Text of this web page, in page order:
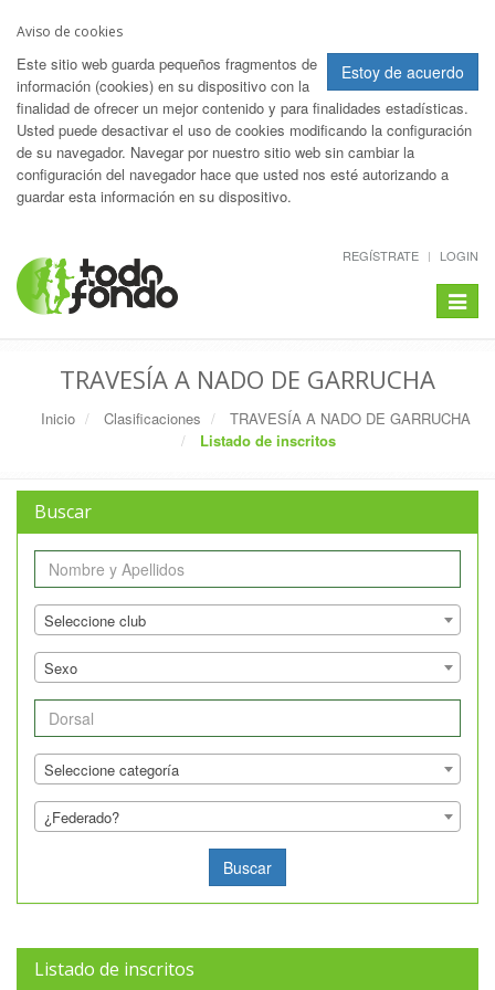
Aviso de cookies
Estoy de acuerdo
Este sitio web guarda pequeños fragmentos de
información (cookies) en su dispositivo con la
finalidad de ofrecer un mejor contenido y para finalidades estadísticas.
Usted puede desactivar el uso de cookies modificando la configuración
de su navegador. Navegar por nuestro sitio web sin cambiar la
configuración del navegador hace que usted nos esté autorizando a
guardar esta información en su dispositivo.
REGÍSTRATE LOGIN
Toggle
TRAVESÍA A NADO DE GARRUCHA
Inicio Clasificaciones
TRAVESÍA A NADO DE GARRUCHA
Listado de inscritos
Buscar
Nombre
Club
Seleccione club
Genero
Sexo
Dorsal
Categoria
Seleccione categoría
Federado
¿Federado?
Listado de inscritos